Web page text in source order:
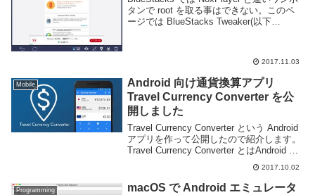
タンで root を取る事はできない。このペ
ージでは BlueStacks Tweaker(以下
2017.11.03
Mobile
Android 向け通貨換算アプリ
Travel Currency Converter を公
開しました
Travel Currency Converter という Android
アプリを作って公開したので紹介します。
Travel Currency Converter とはAndroid 向
けのシンプルで使いやすい通貨換算アプリ
2017.10.02
Programming
macOS で Android エミュレータ